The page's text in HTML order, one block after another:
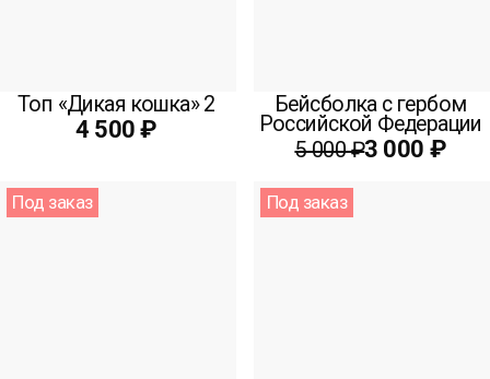
Топ «Дикая кошка» 2
4 500 ₽
Бейсболка с гербом
Российской Федерации
5 000 ₽3 000 ₽
Под заказ Под заказ